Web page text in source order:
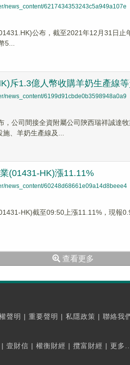
news_content/6217434353243c5a949a107e
公布，截至2021年12月31日
5...
斥1.3億人幣收購羊奶生產線
news_content/6199d91cbde0b3598948a0a9
，公司間接全資附屬公司陝西瑞祥誠達
、羊奶生產線及...
(01431-HK)漲11.11%
news_content/60248d68661e09a14d8beee4
HK)截至09:50上漲11.11%，現報
查看更多
聲明 | 重要聲明 | 私隱政策 | 聯絡我
| 壹財信 | 權衡財經 | 攬富財經 | 更多